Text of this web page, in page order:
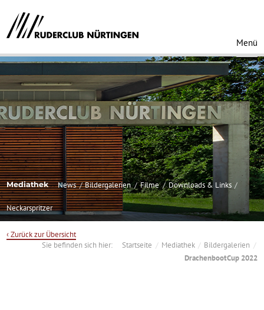
Menü
Mediathek News Bildergalerien Filme Downloads & Links
Neckarspritzer
‹ Zurück zur Übersicht
Sie befinden sich hier:
Startseite Mediathek
Bildergalerien
DrachenbootCup 2022